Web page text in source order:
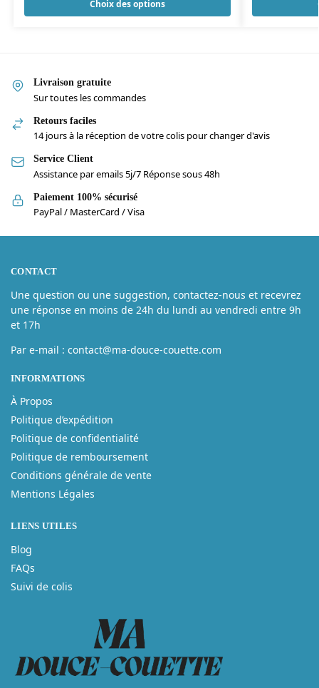
Choix des options
Livraison gratuite
Sur toutes les commandes
Retours faciles
14 jours à la réception de votre colis pour changer d'avis
Service Client
Assistance par emails 5j/7 Réponse sous 48h
Paiement 100% sécurisé
PayPal / MasterCard / Visa
CONTACT
Une question ou une suggestion, contactez-nous et recevrez
une réponse en moins de 24h du lundi au vendredi entre 9h
et 17h
Par e-mail : contact@ma-douce-couette.com
INFORMATIONS
À Propos
Politique d’expédition
Politique de confidentialité
Politique de remboursement
Conditions générale de vente
Mentions Légales
LIENS UTILES
Blog
FAQs
Suivi de colis